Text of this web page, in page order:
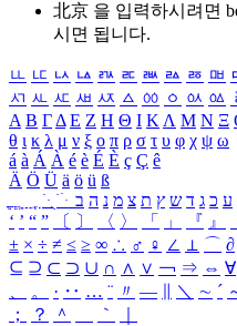
北京 을 입력하시려면
시면 됩니다.
ㅥ ㅦ ㅧ ㅨ ㅩ ㅪ ㅫ ㅬ ㅭ ㅮ
ㅺ ㅻ ㅼ ㅽ ㅾ ㅿ ㆀ ㆁ ㆂ ㆃ
Α Β ΓΔ Ε Ζ Η Θ Ι ΚΛ Μ Ν Ξ
θ ι κ λ μ ν ξ ο π ρ σ τ υ φ χ ψ ω
á à Á À é è É È ç Ç ê
Ä Ö Ü ä ö ü ß
ִֶֹ ֻּ ׁׂ ע כ ג ד ש ץ ת צ מ נ ה ב
‘ ’ “ ” 〔 〕 〈 〉 「 」 『 』
± × ÷ ≠ ≤ ≥ ∞ ∴ ♂ ♀ ∠ ⊥ ⌒ ∂
⊆ ⊇ ⊂ ⊃ ∪ ∩ ∧ ∨ ￢ ⇒ ⇔ ∀
、
。 · ‥ … ¨ 〃 ― ＼ ∼ ´
；
？ ＾ ｀